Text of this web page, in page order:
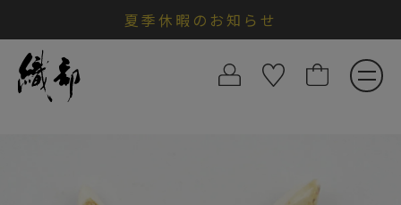
夏季休暇のお知らせ